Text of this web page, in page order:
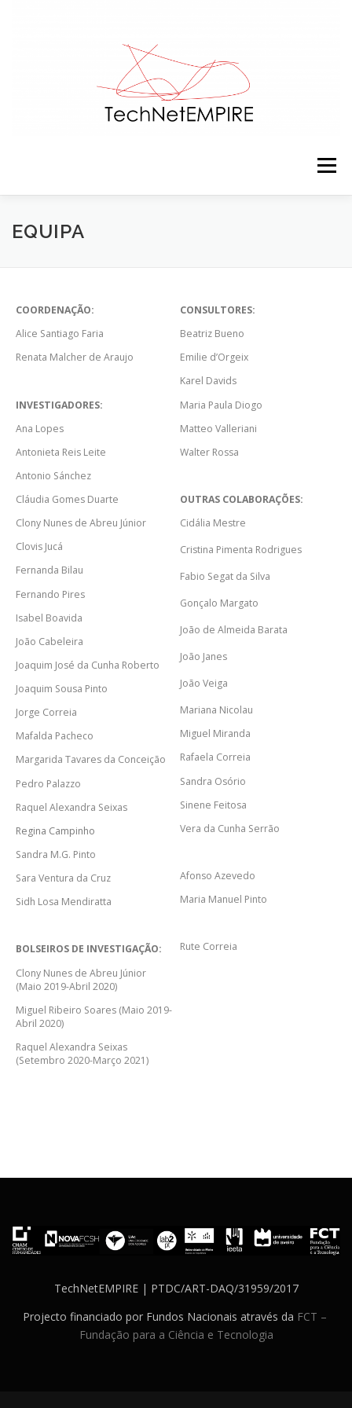
Menu
APRESENTAÇÃO
EQUIPA
COORDENAÇÃO:
Alice Santiago Faria
Renata Malcher de Araujo
INVESTIGADORES:
Ana Lopes
Antonieta Reis Leite
Antonio Sánchez
Cláudia Gomes Duarte
Clony Nunes de Abreu Júnior
Clovis Jucá
Fernanda Bilau
Fernando Pires
Isabel Boavida
João Cabeleira
Joaquim José da Cunha Roberto
Joaquim Sousa Pinto
Jorge Correia
Mafalda Pacheco
Margarida Tavares da Conceição
Pedro Palazzo
Raquel Alexandra Seixas
Regina Campinho
Sandra M.G. Pinto
Sara Ventura da Cruz
Sidh Losa Mendiratta
BOLSEIROS DE INVESTIGAÇÃO:
Clony Nunes de Abreu Júnior
(Maio 2019-Abril 2020)
Miguel Ribeiro Soares (Maio 2019-
Abril 2020)
Raquel Alexandra Seixas
(Setembro 2020-Março 2021)
CONSULTORES:
Beatriz Bueno
Emilie d’Orgeix
Karel Davids
Maria Paula Diogo
Matteo Valleriani
Walter Rossa
OUTRAS COLABORAÇÕES:
Cidália Mestre
Cristina Pimenta Rodrigues
Fabio Segat da Silva
Gonçalo Margato
João de Almeida Barata
João Janes
João Veiga
Mariana Nicolau
Miguel Miranda
Rafaela Correia
Sandra Osório
Sinene Feitosa
Vera da Cunha Serrão
Afonso Azevedo
Maria Manuel Pinto
Rute Correia
TechNetEMPIRE | PTDC/ART-DAQ/31959/2017
Projecto financiado por Fundos Nacionais através da FCT –
Fundação para a Ciência e Tecnologia